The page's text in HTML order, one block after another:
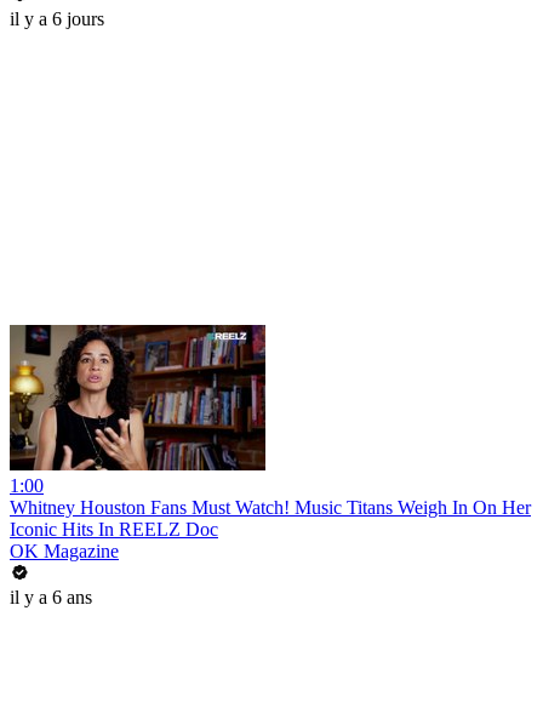
il y a 6 jours
1:00
Whitney Houston Fans Must Watch! Music Titans Weigh In On Her
Iconic Hits In REELZ Doc
OK Magazine
il y a 6 ans